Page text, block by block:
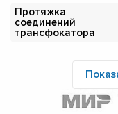
Протяжка
соединений
трансфокатора